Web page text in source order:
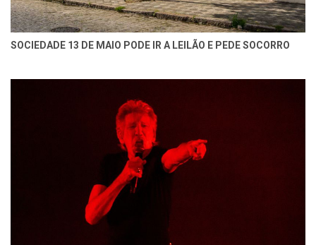
SOCIEDADE 13 DE MAIO PODE IR A LEILÃO E PEDE SOCORRO